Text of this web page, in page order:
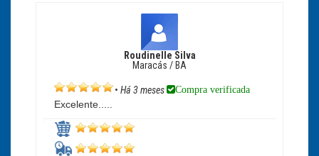
Roudinelle Silva
Maracás / BA
• Há 3 meses Compra verificada
Excelente.....